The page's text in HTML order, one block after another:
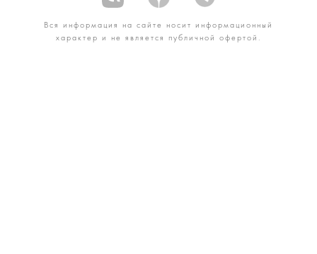
Вся информация на сайте носит информационный
характер и не является публичной офертой.